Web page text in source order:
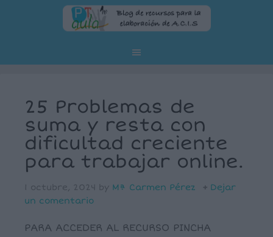
25 Problemas de
suma y resta con
dificultad creciente
para trabajar online.
1 octubre, 2024 by Mª Carmen Pérez
Dejar
un comentario
PARA ACCEDER AL RECURSO PINCHA